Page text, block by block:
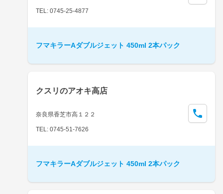
TEL: 0745-25-4877
フマキラーAダブルジェット 450ml 2本パック
クスリのアオキ高店
奈良県香芝市高１２２
TEL: 0745-51-7626
フマキラーAダブルジェット 450ml 2本パック